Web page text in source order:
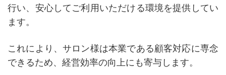
行い、安心してご利用いただける環境を提供してい
ます。
これにより、サロン様は本業である顧客対応に専念
できるため、経営効率の向上にも寄与します。